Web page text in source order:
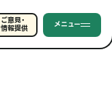
ご意見・
情報提供 メニュー